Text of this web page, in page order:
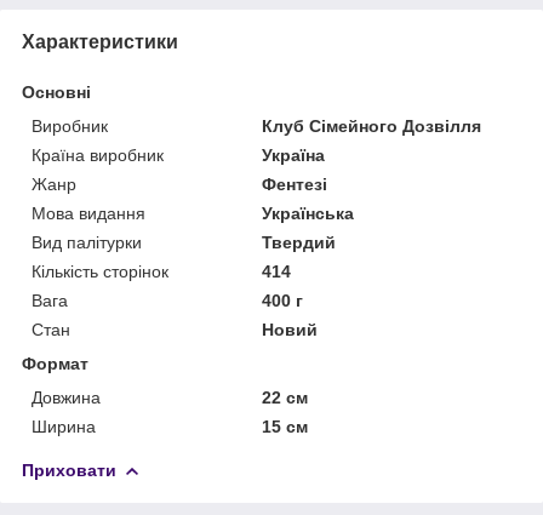
Характеристики
Основні
Виробник
Клуб Сімейного Дозвілля
Країна виробник
Україна
Жанр
Фентезі
Мова видання
Українська
Вид палітурки
Твердий
Кількість сторінок
414
Вага
400 г
Стан
Новий
Формат
Довжина
22 см
Ширина
15 см
Приховати